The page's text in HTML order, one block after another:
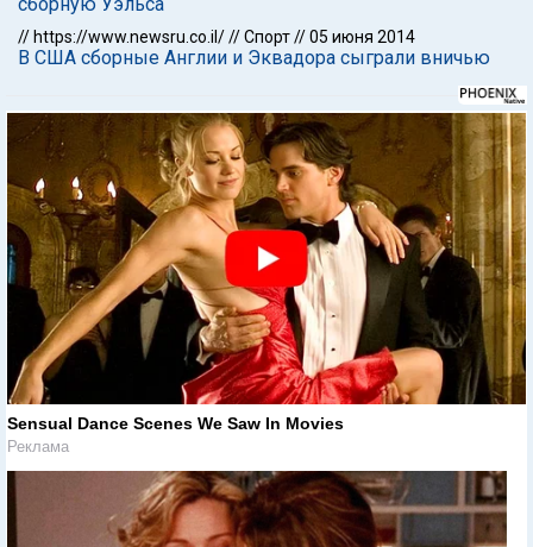
// https://www.newsru.co.il///Спорт//05 июня 2014
В США сборные Англии и Эквадора сыграли вничью
Sensual Dance Scenes We Saw In Movies
Реклама